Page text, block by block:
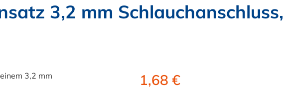
3,2 mm Schlauchanschluss,
1,68 €